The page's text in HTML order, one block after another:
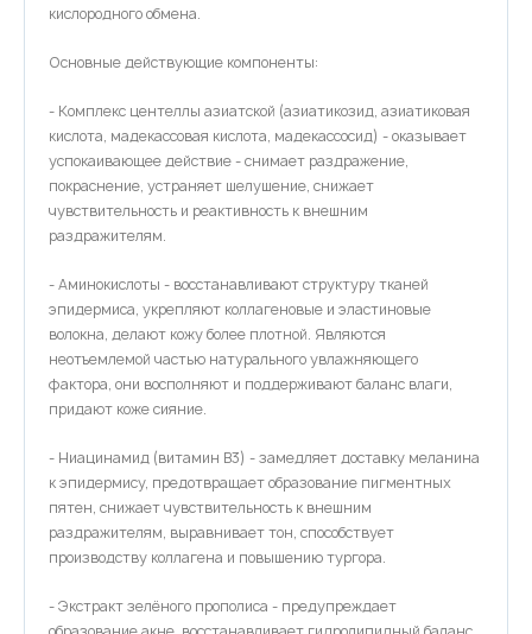
кислородного обмена.
Основные действующие компоненты:
- Комплекс центеллы азиатской (азиатикозид, азиатиковая
кислота, мадекассовая кислота, мадекассосид) - оказывает
успокаивающее действие - снимает раздражение,
покраснение, устраняет шелушение, снижает
чувствительность и реактивность к внешним
раздражителям.
- Аминокислоты - восстанавливают структуру тканей
эпидермиса, укрепляют коллагеновые и эластиновые
волокна, делают кожу более плотной. Являются
неотъемлемой частью натурального увлажняющего
фактора, они восполняют и поддерживают баланс влаги,
придают коже сияние.
- Ниацинамид (витамин B3) - замедляет доставку меланина
к эпидермису, предотвращает образование пигментных
пятен, снижает чувствительность к внешним
раздражителям, выравнивает тон, способствует
производству коллагена и повышению тургора.
- Экстракт зелёного прополиса - предупреждает